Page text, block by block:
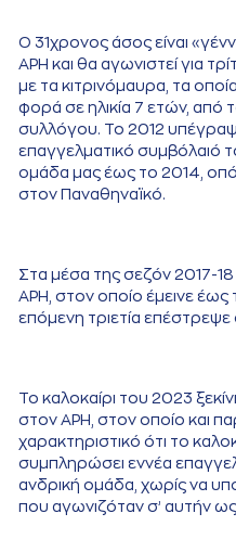
Ο 31χρονος άσος είναι
ΑΡΗ και θα αγωνιστεί για
με τα κιτρινόμαυρα, τα
φορά σε ηλικία 7 ετών, από
συλλόγου. Το 2012
επαγγελματικό συμβόλαιό
ομάδα μας έως το 2014,
στον Παναθηναϊκό.
Στα μέσα της σεζόν 2017-
ΑΡΗ, στον οποίο έμεινε
επόμενη τριετία
Το καλοκαίρι του 2023
στον ΑΡΗ, στον οποίο και
χαρακτηριστικό ότι το
συμπληρώσει εννέα
ανδρική ομάδα, χωρίς να
που αγωνιζόταν σ’ αυτήν